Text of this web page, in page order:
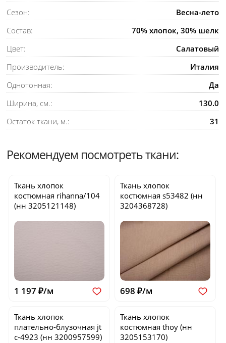
Сезон:
Весна-лето
Состав:
70% хлопок, 30% шелк
Цвет:
Салатовый
Производитель:
Италия
Однотонная:
Да
Ширина, см.:
130.0
Остаток ткани, м.:
31
Рекомендуем посмотреть ткани:
Ткань хлопок
костюмная rihanna/104
(нн 3205121148)
1 197 ₽/м
Ткань хлопок
костюмнаяs53482 (нн
3204368728)
698 ₽/м
Ткань хлопок
плательно-блузочная jt
c-4923 (нн 3200957599)
Ткань хлопок
костюмнаяthoy (нн
3205153170)